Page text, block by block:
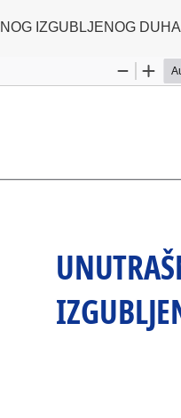
IZGUBLJENOG DUHA